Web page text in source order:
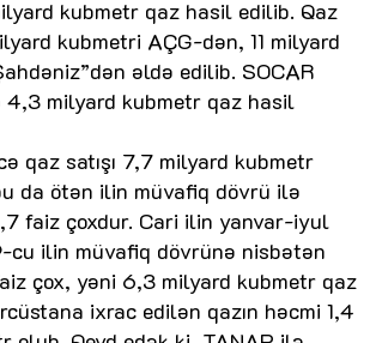
kubmetr qaz hasil edilib. Qaz
kubmetri AÇG-dən, 11 milyard
əldə edilib. SOCAR
4,3 milyard kubmetr qaz hasil
qaz satışı 7,7 milyard kubmetr
da ötən ilin müvafiq dövrü ilə
faiz çoxdur. Cari ilin yanvar-iyul
cu ilin müvafiq dövrünə nisbətən
çox, yəni 6,3 milyard kubmetr qaz
ixrac edilən qazın həcmi 1,4